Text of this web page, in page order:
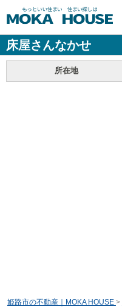
床屋さんなかせ
所在地
姫路市の不動産｜MOKA HOUSE >